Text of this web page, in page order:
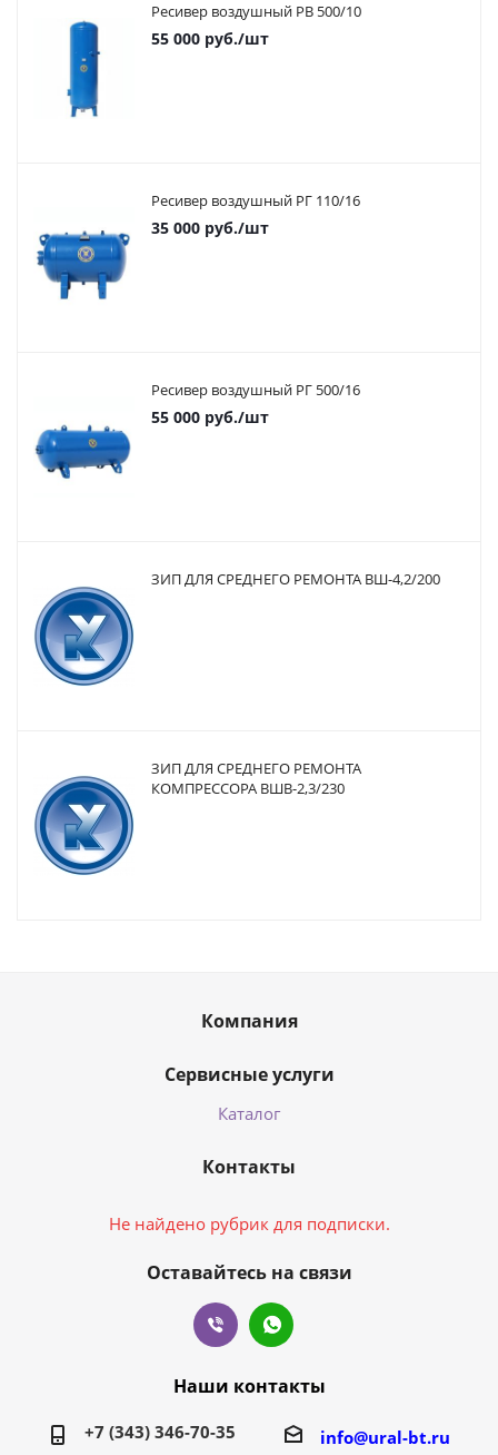
Ресивер воздушный РВ 500/10
55 000 руб./шт
Ресивер воздушный РГ 110/16
35 000 руб./шт
Ресивер воздушный РГ 500/16
55 000 руб./шт
ЗИП ДЛЯ СРЕДНЕГО РЕМОНТА ВШ-4,2/200
ЗИП ДЛЯ СРЕДНЕГО РЕМОНТА
КОМПРЕССОРА ВШВ-2,3/230
Компания
Сервисные услуги
Каталог
Контакты
Не найдено рубрик для подписки.
Оставайтесь на связи
Наши контакты
+7 (343) 346-70-35 info@ural-bt.ru